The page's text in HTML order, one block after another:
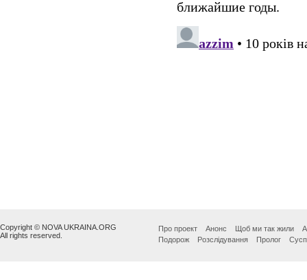
Copyright © NOVA UKRAINA.ORG
All rights reserved.
Про проект Анонс Щоб ми так жили
Подорож
Розслідування Пролог